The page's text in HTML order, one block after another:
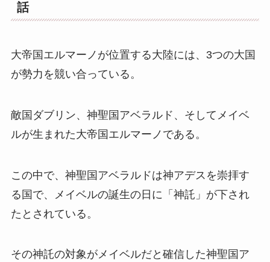
話
大帝国エルマーノが位置する大陸には、3つの大国
が勢力を競い合っている。
敵国ダブリン、神聖国アベラルド、そしてメイベ
ルが生まれた大帝国エルマーノである。
この中で、神聖国アベラルドは神アデスを崇拝す
る国で、メイベルの誕生の日に「神託」が下され
たとされている。
その神託の対象がメイベルだと確信した神聖国ア